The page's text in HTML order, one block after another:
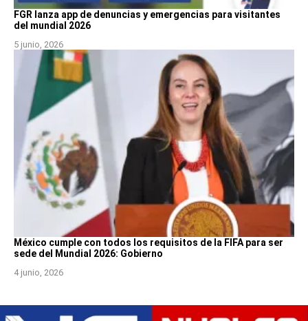
FGR lanza app de denuncias y emergencias para visitantes
del mundial 2026
5 junio, 2026
México cumple con todos los requisitos de la FIFA para ser
sede del Mundial 2026: Gobierno
4 junio, 2026